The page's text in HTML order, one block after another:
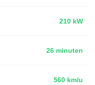
210 kW
26 minuten
560 km/u